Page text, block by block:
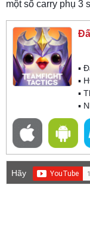
một số carry phụ 3
▪
▪
▪
▪
Hãy